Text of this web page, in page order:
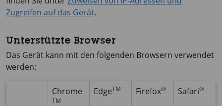
Zugreifen auf das Gerät.
Unterstützte Browser
Das Gerät kann mit den folgenden Browsern verwendet
werden:
Chrome
TM
EdgeTM Firefox® Safari®